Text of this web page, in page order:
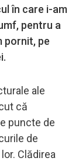
în care i-am
pentru a
pornit, pe
ale
că
puncte de
de
Clădirea